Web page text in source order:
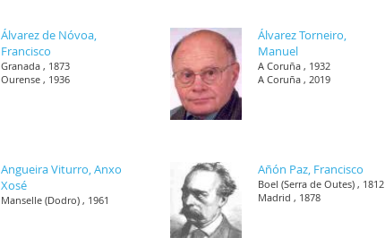
Álvarez de Nóvoa,
Francisco
Granada , 1873
Ourense , 1936
Álvarez Torneiro,
Manuel
A Coruña , 1932
A Coruña , 2019
Angueira Viturro, Anxo
Xosé
Manselle (Dodro) , 1961
Añón Paz, Francisco
Boel (Serra de Outes) , 1812
Madrid , 1878